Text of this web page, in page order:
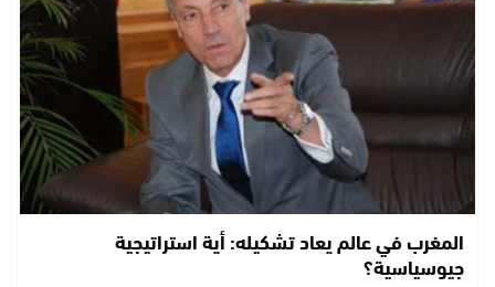
المغرب في عالم يعاد تشكيله: أية استراتيجية
جيوسياسية؟